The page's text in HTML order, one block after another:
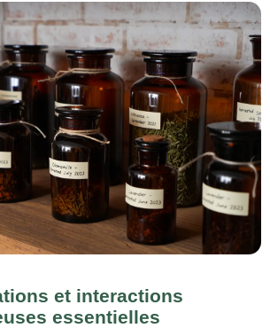
et interactions
essentielles